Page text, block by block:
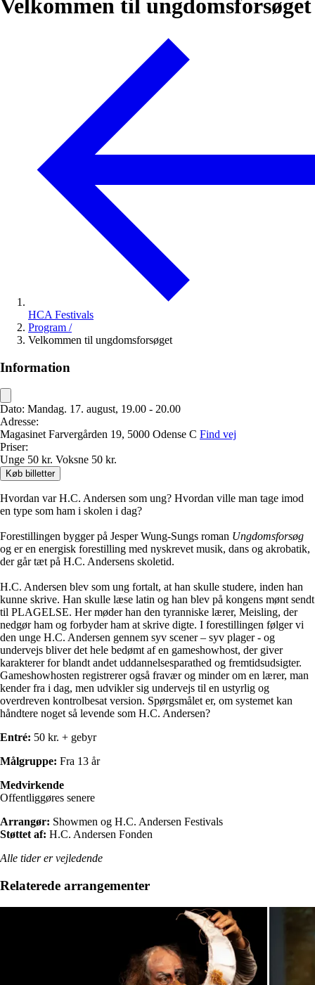
Velkommen til ungdomsforsøget
HCA Festivals
Program /
Velkommen til ungdomsforsøget
Information
Dato: Mandag. 17. august, 19.00 - 20.00
Adresse:
Magasinet Farvergården 19, 5000 Odense C Find vej
Priser:
Unge 50 kr. Voksne 50 kr.
Køb billetter
Hvordan var H.C. Andersen som ung? Hvordan ville man tage imod
en type som ham i skolen i dag?
Forestillingen bygger på Jesper Wung-Sungs roman Ungdomsforsøg
og er en energisk forestilling med nyskrevet musik, dans og akrobatik,
der går tæt på H.C. Andersens skoletid.
H.C. Andersen blev som ung fortalt, at han skulle studere, inden han
kunne skrive. Han skulle læse latin og han blev på kongens mønt sendt
til PLAGELSE. Her møder han den tyranniske lærer, Meisling, der
nedgør ham og forbyder ham at skrive digte. I forestillingen følger vi
den unge H.C. Andersen gennem syv scener – syv plager - og
undervejs bliver det hele bedømt af en gameshowhost, der giver
karakterer for blandt andet uddannelsesparathed og fremtidsudsigter.
Gameshowhosten registrerer også fravær og minder om en lærer, man
kender fra i dag, men udvikler sig undervejs til en ustyrlig og
overdreven kontrolbesat version. Spørgsmålet er, om systemet kan
håndtere noget så levende som H.C. Andersen?
Entré: 50 kr. + gebyr
Målgruppe: Fra 13 år
Medvirkende
Offentliggøres senere
Arrangør: Showmen og H.C. Andersen Festivals
Støttet af: H.C. Andersen Fonden
Alle tider er vejledende
Relaterede arrangementer